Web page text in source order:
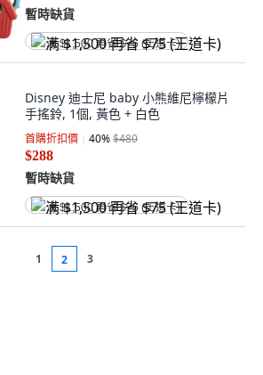
暫時缺貨
满 $1,500 再省 $75 (王道卡)
Disney 迪士尼 baby 小熊維尼檸檬片
手搖鈴, 1個, 黃色 + 白色
首購折扣價 40%$480
$288
暫時缺貨
满 $1,500 再省 $75 (王道卡)
1 2 3